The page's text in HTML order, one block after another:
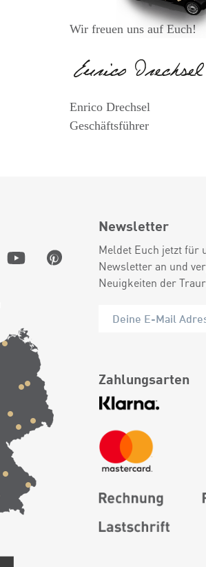
Wir freuen uns auf Euch!
Enrico Drechsel
Geschäftsführer
Newsletter
Meldet Euch jetzt für
Newsletter an und
Neuigkeiten der
Zahlungsarten